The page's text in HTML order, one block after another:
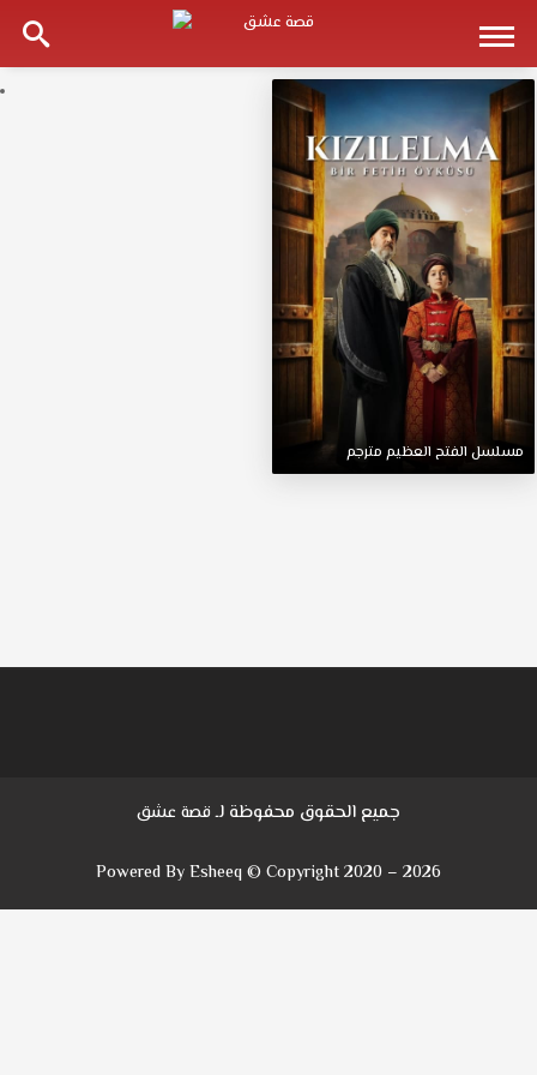
مسلسل الفتح العظيم مترجم
جميع الحقوق محفوظة لـقصة عشق
Powered By Esheeq © Copyright 2020 – 2026